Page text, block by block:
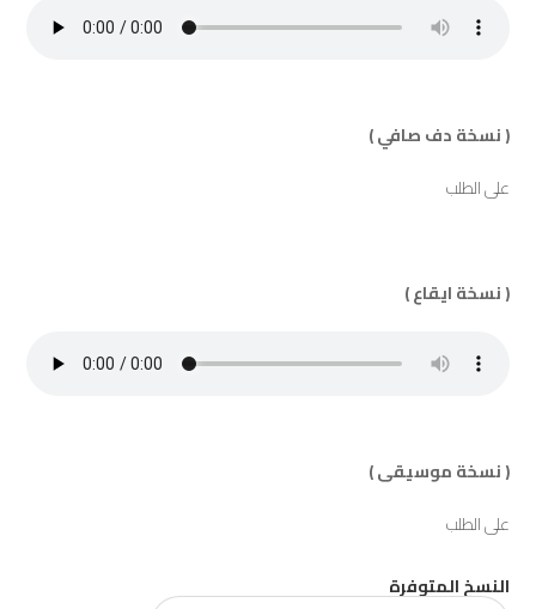
( نسخة دف صافي )
على الطلب
( نسخة ايقاع )
( نسخة موسيقى )
على الطلب
النسخ المتوفرة